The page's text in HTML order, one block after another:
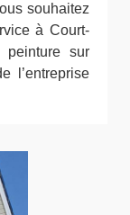
souhaitez
à Court-
peinture sur
l’entreprise